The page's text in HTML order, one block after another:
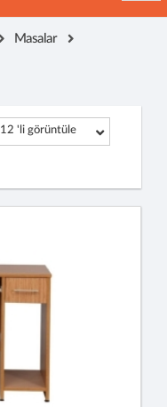
Masalar
12 'li görüntüle